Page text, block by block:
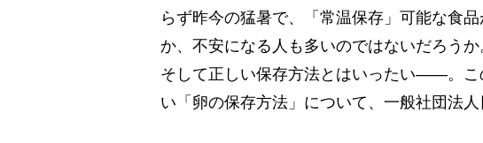
らず昨今の猛暑で、「常温保存」可能な食
か、不安になる人も多いのではないだろう
そして正しい保存方法とはいったい――。こ
い「卵の保存方法」について、一般社団法人